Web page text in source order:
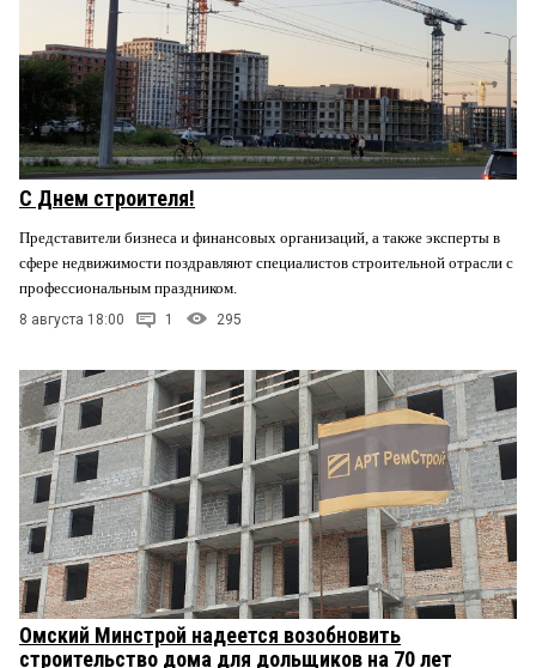
С Днем строителя!
Представители бизнеса и финансовых организаций, а также эксперты в
сфере недвижимости поздравляют специалистов строительной отрасли с
профессиональным праздником.
8 августа 18:00 1 295
Омский Минстрой надеется возобновить
строительство дома для дольщиков на 70 лет